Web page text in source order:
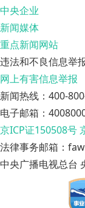
中央企业
新闻媒体
重点新闻网站
违法和不良信息举
网上有害信息举报
新闻热线：400-
电子邮箱：
京ICP证150508号
法律事务邮箱：
中央广播电视总台